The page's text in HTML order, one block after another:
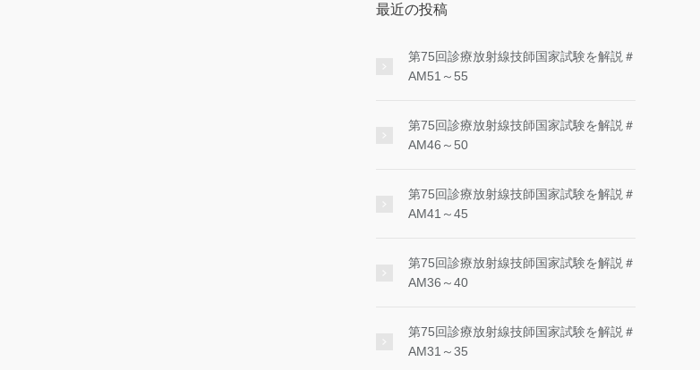
最近の投稿
第75回診療放射線技師国家試験を解説＃
AM51～55
第75回診療放射線技師国家試験を解説＃
AM46～50
第75回診療放射線技師国家試験を解説＃
AM41～45
第75回診療放射線技師国家試験を解説＃
AM36～40
第75回診療放射線技師国家試験を解説＃
AM31～35